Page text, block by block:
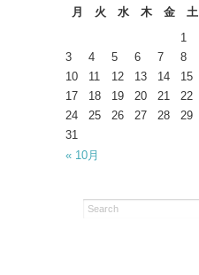
月
火 水 木 金 土
1
3
4 5 6 7 8
10
11 12 13 14 15
17
18 19 20 21 22
24
25 26 27 28 29
31
« 10月